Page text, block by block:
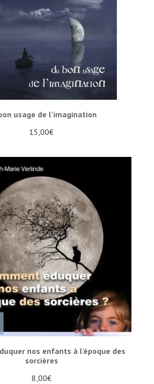
usage de l'imagination
15,00€
nos enfants à l'époque des
sorcières
8,00€